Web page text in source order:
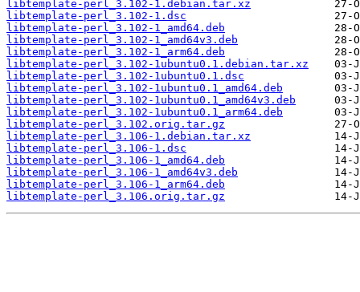
libtemplate-perl_3.102-1.debian.tar.xz
libtemplate-perl_3.102-1.dsc
libtemplate-perl_3.102-1_amd64.deb
libtemplate-perl_3.102-1_amd64v3.deb
libtemplate-perl_3.102-1_arm64.deb
libtemplate-perl_3.102-1ubuntu0.1.debian.tar.xz
libtemplate-perl_3.102-1ubuntu0.1.dsc
libtemplate-perl_3.102-1ubuntu0.1_amd64.deb
libtemplate-perl_3.102-1ubuntu0.1_amd64v3.deb
libtemplate-perl_3.102-1ubuntu0.1_arm64.deb
libtemplate-perl_3.102.orig.tar.gz
libtemplate-perl_3.106-1.debian.tar.xz
libtemplate-perl_3.106-1.dsc
libtemplate-perl_3.106-1_amd64.deb
libtemplate-perl_3.106-1_amd64v3.deb
libtemplate-perl_3.106-1_arm64.deb
libtemplate-perl_3.106.orig.tar.gz